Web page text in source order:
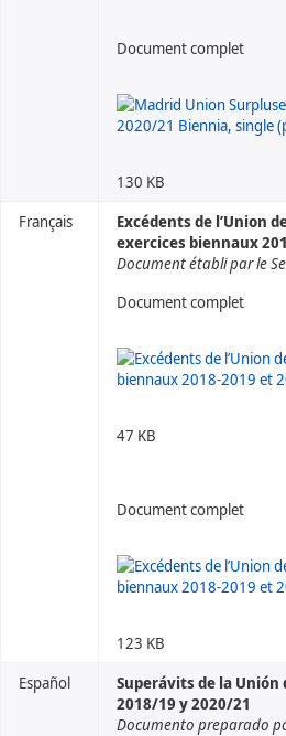
Document complet
130 KB
Français
Excédents de l’Union
exercices biennaux
Document établi par le
Document complet
47 KB
Document complet
123 KB
Español
Superávits de la Unión
2018/19 y 2020/21
Documento preparado